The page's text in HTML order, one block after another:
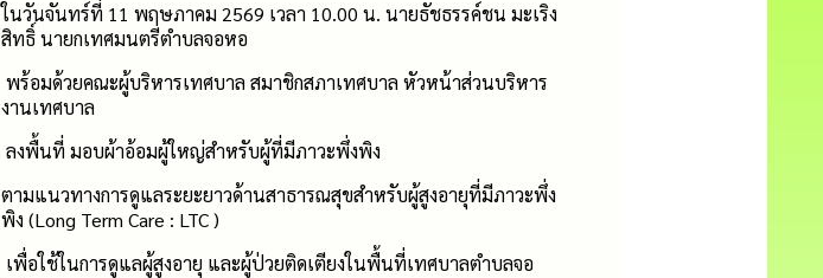
ในวันจันทร์ที่ 11 พฤษภาคม 2569 เวลา 10.00 น. นายธัชธรรค์ชน มะเริง
สิทธิ์ นายกเทศมนตรีตำบลจอหอ
พร้อมด้วยคณะผู้บริหารเทศบาล สมาชิกสภาเทศบาล หัวหน้าส่วนบริหาร
งานเทศบาล
ลงพื้นที่ มอบผ้าอ้อมผู้ใหญ่สำหรับผู้ที่มีภาวะพึ่งพิง
ตามแนวทางการดูแลระยะยาวด้านสาธารณสุขสำหรับผู้สูงอายุที่มีภาวะพึ่ง
พิง (Long Term Care : LTC )
เพื่อใช้ในการดูแลผู้สูงอายุ และผู้ป่วยติดเตียงในพื้นที่เทศบาลตำบลจอ